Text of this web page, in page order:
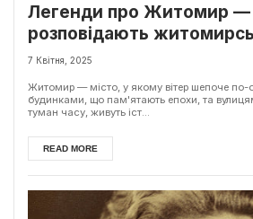
Легенди про Житомир
розповідають
7 Квітня, 2025
Житомир — місто, у якому вітер шепоче по-
будинками, що пам'ятають епохи, та
туман часу, живуть іст...
READ MORE